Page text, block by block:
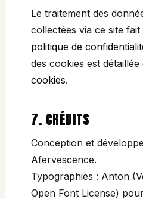
Le traitement des
collectées via ce site fait
politique de
des cookies est détaillée
cookies.
7. CRÉDITS
Conception et
Afervescence.
Typographies : Anton
Open Font License)